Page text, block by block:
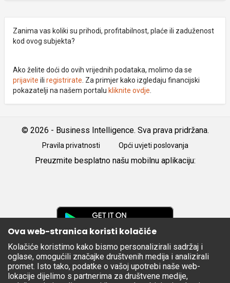
Zanima vas koliki su prihodi, profitabilnost, plaće ili zaduženost
kod ovog subjekta?
Ako želite doći do ovih vrijednih podataka, molimo da se
prijavite ili registrirate . Za primjer kako izgledaju financijski
pokazatelji na našem portalu kliknite ovdje
© 2026 - Business Intelligence. Sva prava pridržana.
Pravila privatnosti Opći uvjeti poslovanja
Preuzmite besplatno našu mobilnu aplikaciju:
Apple
Store
Ova web-stranica koristi kolačiće
Kolačiće koristimo kako bismo personalizirali sadržaj i
oglase, omogućili značajke društvenih medija i analizirali
promet. Isto tako, podatke o vašoj upotrebi naše web-
lokacije dijelimo s partnerima za društvene medije,